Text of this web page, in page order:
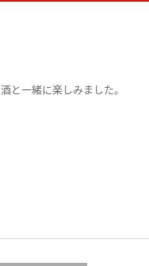
と一緒に楽しみました。